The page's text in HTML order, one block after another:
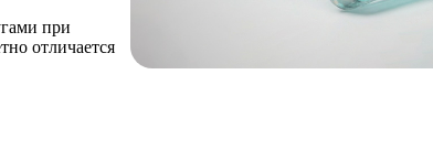
при
отличается